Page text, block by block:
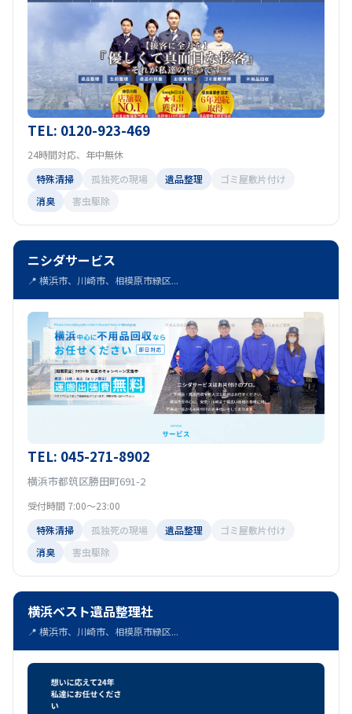
TEL: 0120-923-469
24時間対応、年中無休
特殊清掃
孤独死の現場 遺品整理
ゴミ屋敷片付け
消臭
害虫駆除
ニシダサービス
📍 横浜市、川崎市、相模原市緑区...
TEL: 045-271-8902
横浜市都筑区勝田町691-2
受付時間 7:00〜23:00
特殊清掃
孤独死の現場 遺品整理
ゴミ屋敷片付け
消臭
害虫駆除
横浜ベスト遺品整理社
📍 横浜市、川崎市、相模原市緑区...